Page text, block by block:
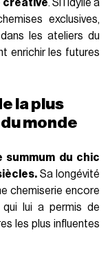
créative. Si l’idylle a
exclusives,
les ateliers du
enrichir les futures
la plus
monde
summum du chic
Sa longévité
chemiserie encore
lui a permis de
les plus influentes